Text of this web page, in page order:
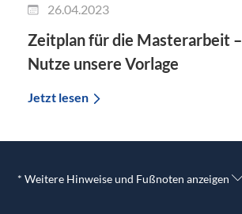
26.04.2023
Zeitplan für die Masterarbeit –
Nutze unsere Vorlage
Jetzt lesen
* Weitere Hinweise und Fußnoten anzeigen